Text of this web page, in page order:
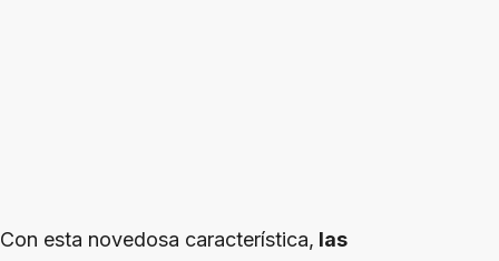
Con esta novedosa característica, las